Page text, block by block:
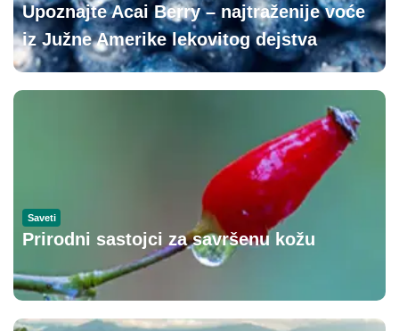
Upoznajte Acai Berry – najtraženije voće
iz Južne Amerike lekovitog dejstva
Saveti
Prirodni sastojci za savršenu kožu